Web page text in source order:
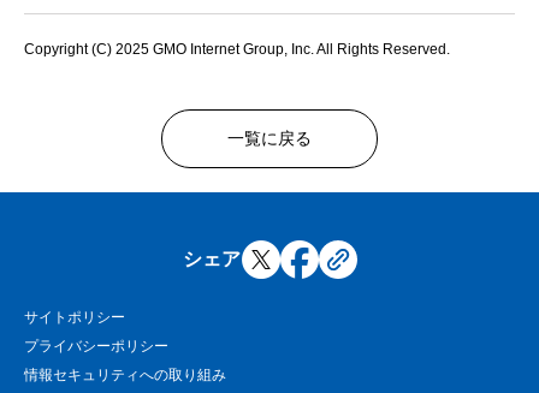
Copyright (C) 2025 GMO Internet Group, Inc. All Rights Reserved.
一覧に戻る
シェア
サイトポリシー
プライバシーポリシー
情報セキュリティへの取り組み